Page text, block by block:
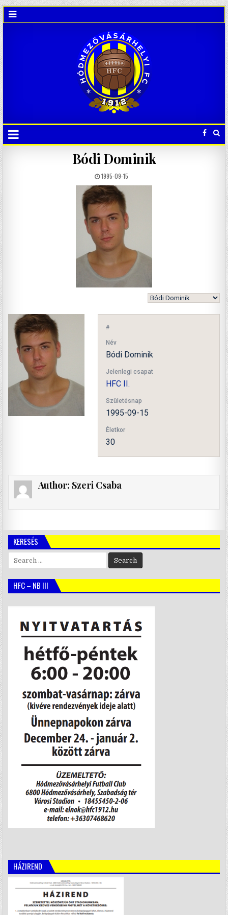
Bódi Dominik
1995-09-15
#
Név
Bódi Dominik
Jelenlegi csapat
HFC II.
Születésnap
1995-09-15
Életkor
30
Author: Szeri Csaba
KERESÉS
Search
for:
HFC – NB III
HÁZIREND